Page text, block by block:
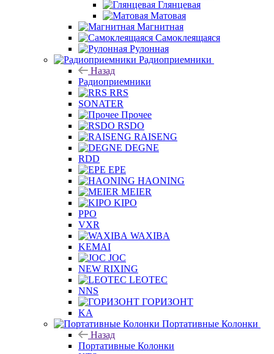
Глянцевая
Матовая
Магнитная
Самоклеящаяся
Рулонная
Радиоприемники
Назад
Радиоприемники
RRS
SONATER
Прочее
RSDO
RAISENG
DEGNE
RDD
EPE
HAONING
MEIER
KIPO
PPO
VXR
WAXIBA
KEMAI
JOC
NEW RIXING
LEOTEC
NNS
ГОРИЗОНТ
KA
Портативные Колонки
Назад
Портативные Колонки